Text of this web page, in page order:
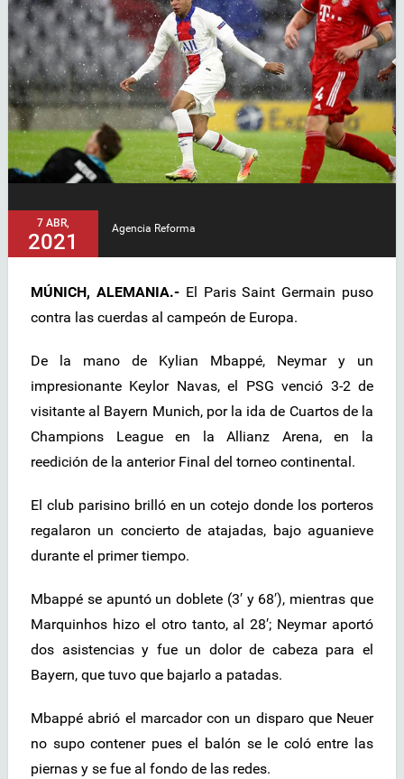
7 ABR,
2021
Agencia Reforma
MÚNICH, ALEMANIA.- El Paris Saint Germain puso
contra las cuerdas al campeón de Europa.
De la mano de Kylian Mbappé, Neymar y un
impresionante Keylor Navas, el PSG venció 3-2 de
visitante al Bayern Munich, por la ida de Cuartos de la
Champions League en la Allianz Arena, en la
reedición de la anterior Final del torneo continental.
El club parisino brilló en un cotejo donde los porteros
regalaron un concierto de atajadas, bajo aguanieve
durante el primer tiempo.
Mbappé se apuntó un doblete (3′ y 68′), mientras que
Marquinhos hizo el otro tanto, al 28′; Neymar aportó
dos asistencias y fue un dolor de cabeza para el
Bayern, que tuvo que bajarlo a patadas.
Mbappé abrió el marcador con un disparo que Neuer
no supo contener pues el balón se le coló entre las
piernas y se fue al fondo de las redes.